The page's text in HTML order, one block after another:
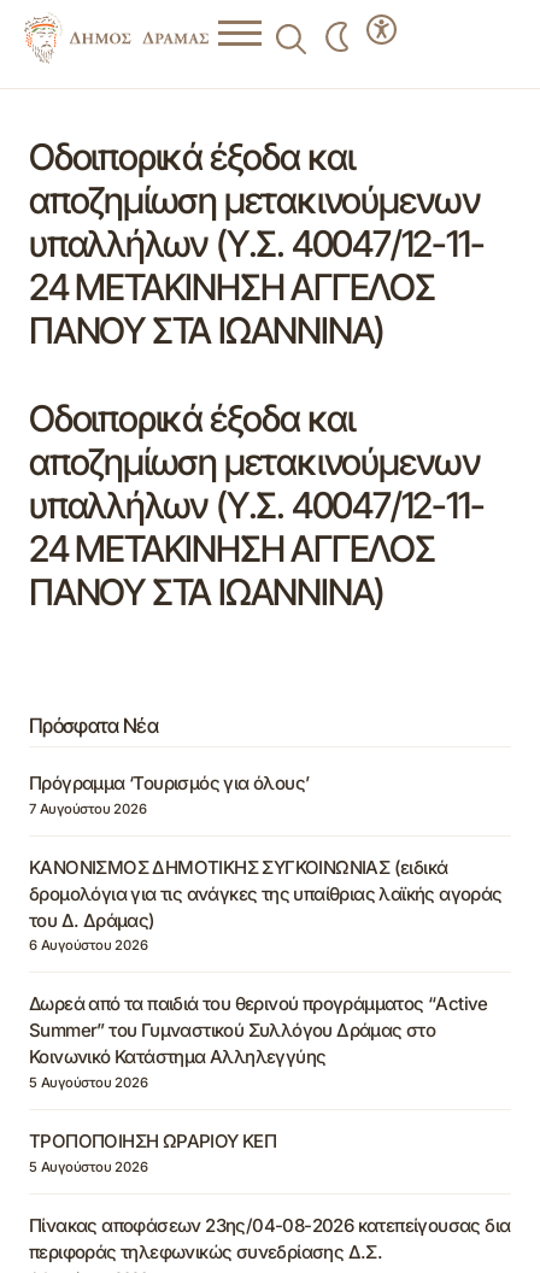
Οδοιπορικά έξοδα και
αποζημίωση μετακινούμενων
υπαλλήλων (Υ.Σ. 40047/12-11-
24 ΜΕΤΑΚΙΝΗΣΗ ΑΓΓΕΛΟΣ
ΠΑΝΟΥ ΣΤΑ ΙΩΑΝΝΙΝΑ)
Οδοιπορικά έξοδα και
αποζημίωση μετακινούμενων
υπαλλήλων (Υ.Σ. 40047/12-11-
24 ΜΕΤΑΚΙΝΗΣΗ ΑΓΓΕΛΟΣ
ΠΑΝΟΥ ΣΤΑ ΙΩΑΝΝΙΝΑ)
Πρόσφατα Νέα
Πρόγραμμα ‘Τουρισμός για όλους’
7 Αυγούστου 2026
ΚΑΝΟΝΙΣΜΟΣ ΔΗΜΟΤΙΚΗΣ ΣΥΓΚΟΙΝΩΝΙΑΣ (ειδικά
δρομολόγια για τις ανάγκες της υπαίθριας λαϊκής αγοράς
του Δ. Δράμας)
6 Αυγούστου 2026
Δωρεά από τα παιδιά του θερινού προγράμματος “Active
Summer” του Γυμναστικού Συλλόγου Δράμας στο
Κοινωνικό Κατάστημα Αλληλεγγύης
5 Αυγούστου 2026
ΤΡΟΠΟΠΟΙΗΣΗ ΩΡΑΡΙΟΥ ΚΕΠ
5 Αυγούστου 2026
Πίνακας αποφάσεων 23ης/04-08-2026 κατεπείγουσας δια
περιφοράς τηλεφωνικώς συνεδρίασης Δ.Σ.